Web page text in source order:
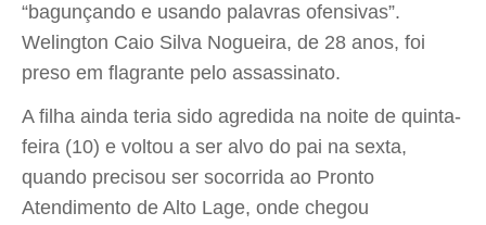
“bagunçando e usando palavras ofensivas”.
Welington Caio Silva Nogueira, de 28 anos, foi
preso em flagrante pelo assassinato.
A filha ainda teria sido agredida na noite de quinta-
feira (10) e voltou a ser alvo do pai na sexta,
quando precisou ser socorrida ao Pronto
Atendimento de Alto Lage, onde chegou